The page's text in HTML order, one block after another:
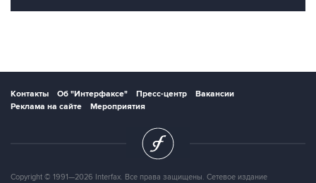
Контакты Об "Интерфаксе" Пресс-центр
Вакансии
Реклама на сайте
Мероприятия
Copyright © 1991—2026 Interfax. Все права защищены. Сетевое издание